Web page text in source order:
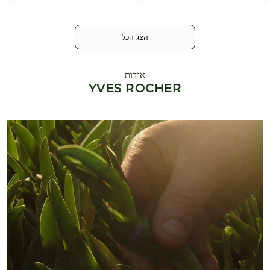
הצג הכל
אודות
YVES ROCHER